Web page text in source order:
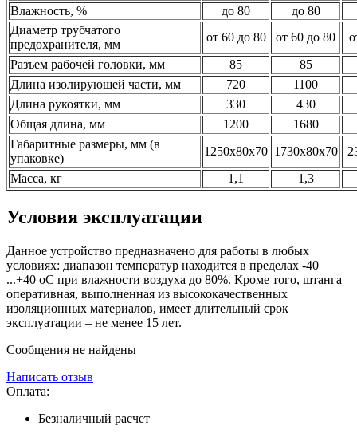
Влажность, % до 80
до 80
Диаметр трубчатого
предохранителя, мм
от 60 до 80 от 60 до 80
Разъем рабочей головки, мм
85
85
Длина изолирующей части, мм
720
1100
Длина рукоятки, мм
330
430
Общая длина, мм
1200
1680
Габаритные размеры, мм (в
упаковке)
1250х80х70 1730х80х70
Масса, кг
1,1 1,3
Условия эксплуатации
Данное устройство предназначено для работы в любых
условиях: диапазон температур находится в пределах -40
...+40 оС при влажности воздуха до 80%. Кроме того, штанга
оперативная, выполненная из высококачественных
изоляционных материалов, имеет длительный срок
эксплуатации – не менее 15 лет.
Сообщения не найдены
Написать отзыв
Оплата:
Безналичный расчет